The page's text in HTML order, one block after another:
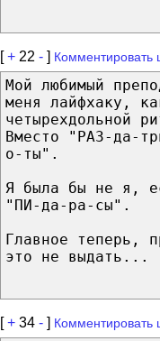
[+ 22 - ] Комментировать
Мой любимый
меня лайфхаку,
четырехдольной
Вместо "РАЗ-да-
о-ты".
Я была бы не я,
"ПИ-да-ра-сы".
Главное теперь,
это не выдать...
[+ 34 - ] Комментировать